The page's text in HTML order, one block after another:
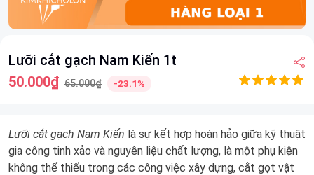
of
Lưỡi cắt gạch Nam Kiến 1t
50.000₫ 65.000₫ -23.1%
Lưỡi cắt gạch Nam Kiến là sự kết hợp hoàn hảo giữa kỹ thuật
gia công tinh xảo và nguyên liệu chất lượng, là một phụ kiện
không thể thiếu trong các công việc xây dựng, cắt gọt vật